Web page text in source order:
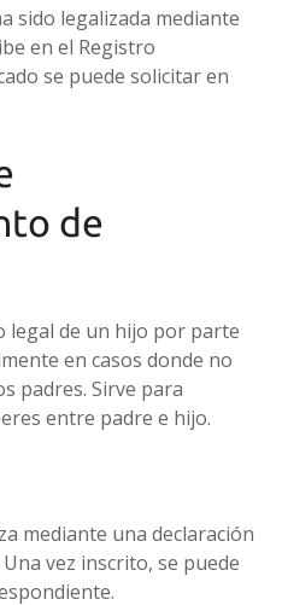
sido legalizada mediante
en el Registro
se puede solicitar en
de
legal de un hijo por parte
en casos donde no
padres. Sirve para
entre padre e hijo.
mediante una declaración
vez inscrito, se puede